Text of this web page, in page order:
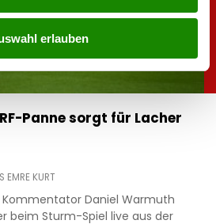
erlauben
Panne sorgt für Lacher
EMRE KURT
Kommentator Daniel Warmuth
beim Sturm-Spiel live aus der